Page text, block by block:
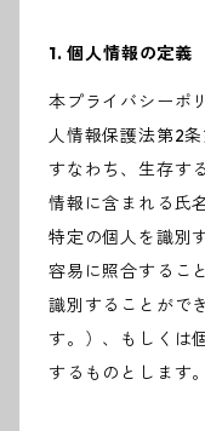
1. 個人情報の定義
本プライバシーポ
人情報保護法第2
すなわち、生存す
情報に含まれる氏
特定の個人を識別
容易に照合するこ
識別することがで
す。）、もしくは
するものとします。